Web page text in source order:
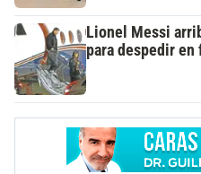
Lionel Messi
para despedir en